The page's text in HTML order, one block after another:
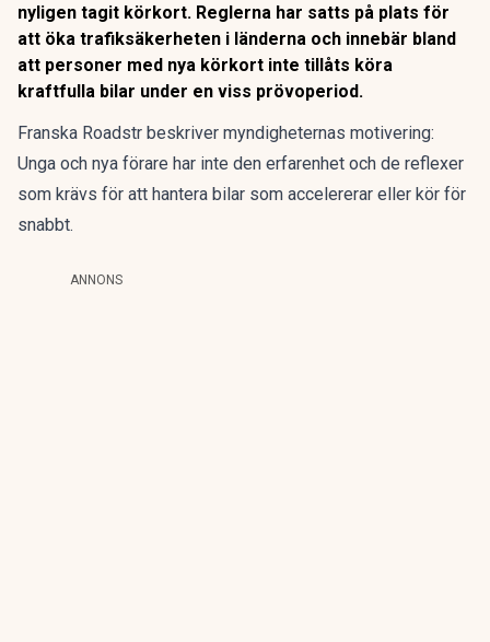
nyligen tagit körkort. Reglerna har satts på plats för
att öka trafiksäkerheten i länderna och innebär bland
att personer med nya körkort inte tillåts köra
kraftfulla bilar under en viss prövoperiod.
Franska Roadstr beskriver myndigheternas motivering:
Unga och nya förare har inte den erfarenhet och de reflexer
som krävs för att hantera bilar som accelererar eller kör för
snabbt.
ANNONS